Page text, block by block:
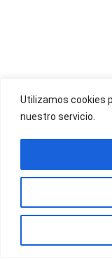
Utilizamos cookies
nuestro servicio.